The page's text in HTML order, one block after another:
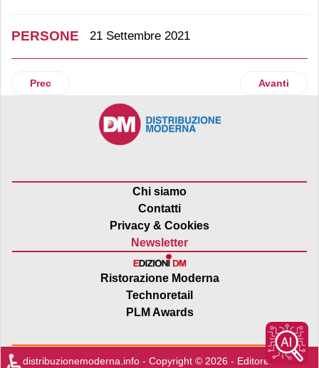
PERSONE 21 Settembre 2021
Articolo precedente: Cambio al vertice per Federauto
Prec Articolo
Avanti
Chi siamo
Contatti
Privacy & Cookies
Newsletter
Ristorazione Moderna
Technoretail
PLM Awards
distribuzionemoderna.info - Copyright © 2026 - Editore:Edra